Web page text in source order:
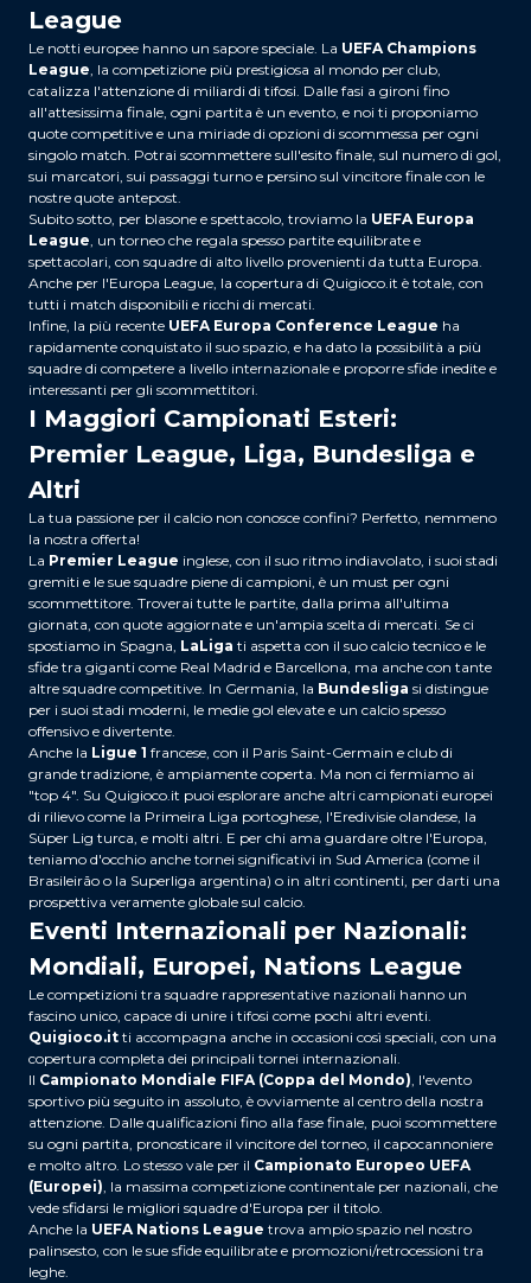
League
Le notti europee hanno un sapore speciale. La UEFA Champions
League, la competizione più prestigiosa al mondo per club,
catalizza l'attenzione di miliardi di tifosi. Dalle fasi a gironi fino
all'attesissima finale, ogni partita è un evento, e noi ti proponiamo
quote competitive e una miriade di opzioni di scommessa per ogni
singolo match. Potrai scommettere sull'esito finale, sul numero di gol,
sui marcatori, sui passaggi turno e persino sul vincitore finale con le
nostre quote antepost.
Subito sotto, per blasone e spettacolo, troviamo la UEFA Europa
League, un torneo che regala spesso partite equilibrate e
spettacolari, con squadre di alto livello provenienti da tutta Europa.
Anche per l'Europa League, la copertura di Quigioco.it è totale, con
tutti i match disponibili e ricchi di mercati.
Infine, la più recente UEFA Europa Conference League ha
rapidamente conquistato il suo spazio, e ha dato la possibilità a più
squadre di competere a livello internazionale e proporre sfide inedite e
interessanti per gli scommettitori.
I Maggiori Campionati Esteri:
Premier League, Liga, Bundesliga e
Altri
La tua passione per il calcio non conosce confini? Perfetto, nemmeno
la nostra offerta!
La Premier League inglese, con il suo ritmo indiavolato, i suoi stadi
gremiti e le sue squadre piene di campioni, è un must per ogni
scommettitore. Troverai tutte le partite, dalla prima all'ultima
giornata, con quote aggiornate e un'ampia scelta di mercati. Se ci
spostiamo in Spagna, LaLiga ti aspetta con il suo calcio tecnico e le
sfide tra giganti come Real Madrid e Barcellona, ma anche con tante
altre squadre competitive. In Germania, la Bundesliga si distingue
per i suoi stadi moderni, le medie gol elevate e un calcio spesso
offensivo e divertente.
Anche la Ligue 1 francese, con il Paris Saint-Germain e club di
grande tradizione, è ampiamente coperta. Ma non ci fermiamo ai
"top 4". Su Quigioco.it puoi esplorare anche altri campionati europei
di rilievo come la Primeira Liga portoghese, l'Eredivisie olandese, la
Süper Lig turca, e molti altri. E per chi ama guardare oltre l'Europa,
teniamo d'occhio anche tornei significativi in Sud America (come il
Brasileirão o la Superliga argentina) o in altri continenti, per darti una
prospettiva veramente globale sul calcio.
Eventi Internazionali per Nazionali:
Mondiali, Europei, Nations League
Le competizioni tra squadre rappresentative nazionali hanno un
fascino unico, capace di unire i tifosi come pochi altri eventi.
Quigioco.it ti accompagna anche in occasioni così speciali, con una
copertura completa dei principali tornei internazionali.
Il Campionato Mondiale FIFA (Coppa del Mondo), l'evento
sportivo più seguito in assoluto, è ovviamente al centro della nostra
attenzione. Dalle qualificazioni fino alla fase finale, puoi scommettere
su ogni partita, pronosticare il vincitore del torneo, il capocannoniere
e molto altro. Lo stesso vale per il Campionato Europeo UEFA
(Europei), la massima competizione continentale per nazionali, che
vede sfidarsi le migliori squadre d'Europa per il titolo.
Anche la UEFA Nations League trova ampio spazio nel nostro
palinsesto, con le sue sfide equilibrate e promozioni/retrocessioni tra
leghe.